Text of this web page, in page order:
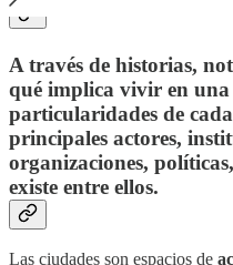
A través de historias,
qué implica vivir en una
particularidades de
principales actores,
organizaciones,
existe entre ellos.
Las ciudades son espacios de